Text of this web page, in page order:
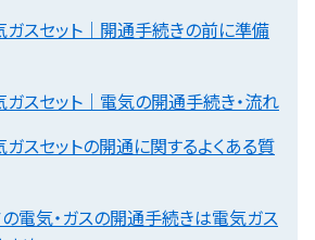
ガスセット｜開通手続きの前に準備
ガスセット｜電気の開通手続き・流れ
ガスセットの開通に関するよくある質
電気・ガスの開通手続きは電気ガス